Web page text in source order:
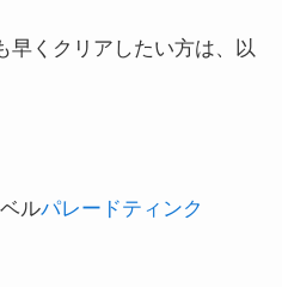
早くクリアしたい方は、以
パレードティンク